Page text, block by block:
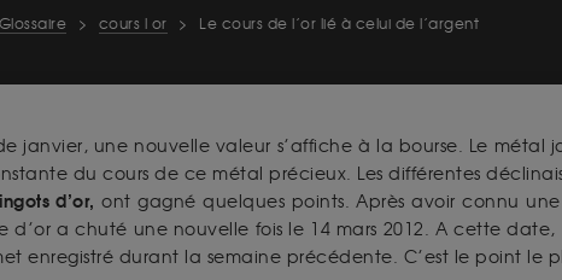
Glossaire > cours l or > Le cours de l’or lié à celui de l’argent
janvier, une nouvelle valeur s’affiche à la bourse. Le
du cours de ce métal précieux. Les différentes
d’or, ont gagné quelques points. Après avoir connu
d’or a chuté une nouvelle fois le 14 mars 2012. A cette
enregistré durant la semaine précédente. C’est le point le